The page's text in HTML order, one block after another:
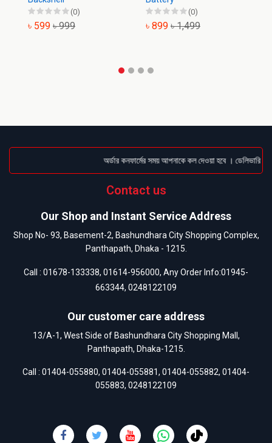
(0)
৳ 599 ৳ 999
(0)
৳ 899 ৳ 1,499
অর্ডার কনফার্মের সময় আপনাকে কল দেওয়া হবে । ডেলিভারি
Contact us
Our Shop and Instant Service Address
Shop No- 93, Basement-2, Bashundhara City Shopping Complex,
Panthapath, Dhaka - 1215.
Call : 01678-133338, 01614-956000, Any Order Info:01945-
663344, 0248122109
Our customer care address
13/A-1, West Side of Bashundhara City Shopping Mall,
Panthapath, Dhaka-1215.
Call : 01404-055880, 01404-055881, 01404-055882, 01404-
055883, 0248122109